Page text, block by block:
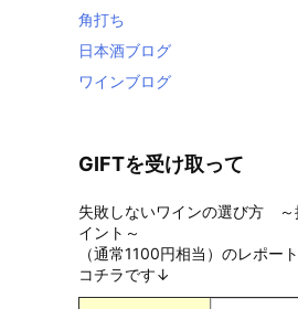
角打ち
日本酒ブログ
ワインブログ
GIFTを受け取って
失敗しないワインの選び方 ～
イント～
（通常1100円相当）のレポー
コチラです↓